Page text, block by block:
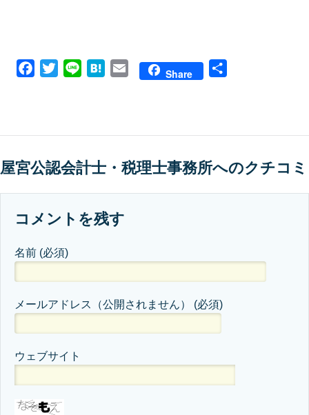
Facebook
Twitter Line HatenaEmail Share
屋宮公認会計士・税理士事務所へのクチコミ
コメントを残す
名前 (必須)
メールアドレス（公開されません） (必須)
ウェブサイト